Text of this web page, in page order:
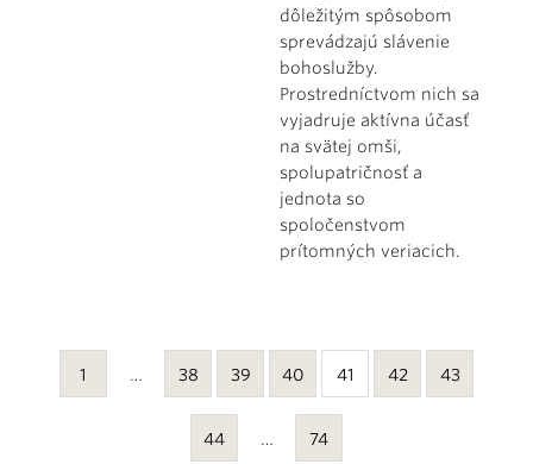
dôležitým spôsobom
sprevádzajú slávenie
bohoslužby.
Prostredníctvom nich sa
vyjadruje aktívna účasť
na svätej omši,
spolupatričnosť a
jednota so
spoločenstvom
prítomných veriacich.
1 … 38 39 40 41 42 43
44 … 74